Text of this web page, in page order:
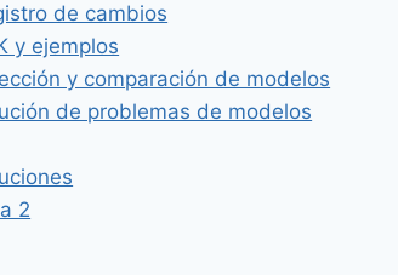
de cambios
y ejemplos
y comparación de modelos
de problemas de modelos
2